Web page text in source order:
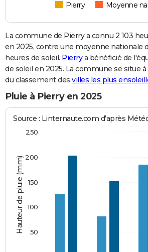
Pierry Moyenne
La commune de Pierry a connu 2 103
en 2025, contre une moyenne nationale
heures de soleil. Pierrya bénéficié de
de soleil en 2025. La commune se situe à
du classement des villes les plus
Pluie à Pierry en 2025
Hauteur de pluie (mm)
Source : Linternaute.com d'après
50
100
150
200
250